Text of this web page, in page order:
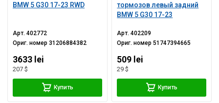
BMW 5 G30 17-23 RWD
Арт.402772
Ориг. номер31206884382
3633 lei
207 $
Купить
тормозов левый задний
BMW 5 G30 17-23
Арт.402209
Ориг. номер51747394665
509 lei
29 $
Купить